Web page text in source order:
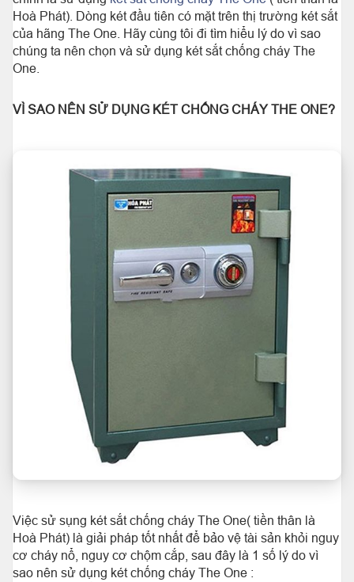
Hoà Phát). Dòng két đầu tiên có mặt trên thị trường két sắt
của hãng The One. Hãy cùng tôi đi tìm hiểu lý do vì sao
chúng ta nên chọn và sử dụng két sắt chống cháy The
One.
VÌ SAO NÊN SỬ DỤNG KÉT CHỐNG CHÁY THE ONE?
Việc sử sụng két sắt chống cháy The One( tiền thân là
Hoà Phát) là giải pháp tốt nhất để bảo vệ tài sản khỏi nguy
cơ cháy nổ, nguy cơ chộm cắp, sau đây là 1 số lý do vì
sao nên sử dụng két chống cháy The One :